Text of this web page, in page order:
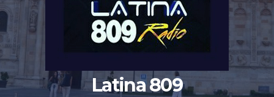
Latina 809